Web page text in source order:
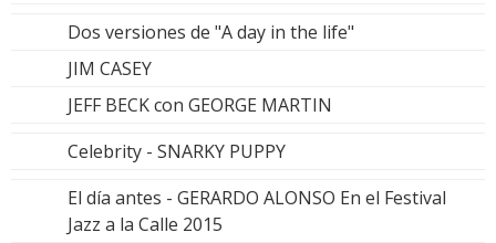
Dos versiones de "A day in the life"
JIM CASEY
JEFF BECK con GEORGE MARTIN
Celebrity - SNARKY PUPPY
El día antes - GERARDO ALONSO En el Festival
Jazz a la Calle 2015